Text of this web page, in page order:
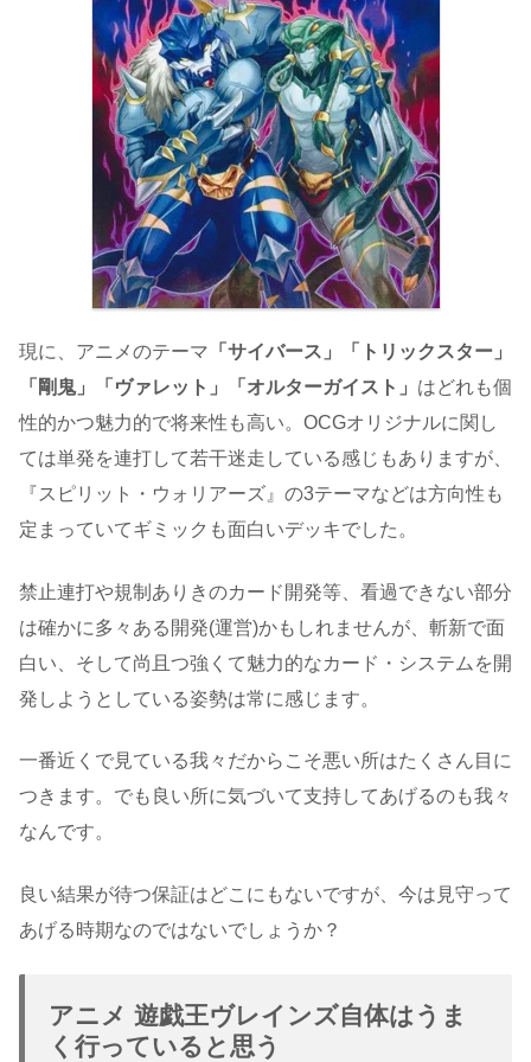
現に、アニメのテーマ 「サイバース」「トリックスター」
「剛鬼」「ヴァレット」「オルターガイスト」 はどれも個
性的かつ魅力的で将来性も高い。OCGオリジナルに関し
ては単発を連打して若干迷走している感じもありますが、
『スピリット・ウォリアーズ』の3テーマなどは方向性も
定まっていてギミックも面白いデッキでした。
禁止連打や規制ありきのカード開発等、看過できない部分
は確かに多々ある開発(運営)かもしれませんが、斬新で面
白い、そして尚且つ強くて魅力的なカード・システムを開
発しようとしている姿勢は常に感じます。
一番近くで見ている我々だからこそ悪い所はたくさん目に
つきます。でも良い所に気づいて支持してあげるのも我々
なんです。
良い結果が待つ保証はどこにもないですが、今は見守って
あげる時期なのではないでしょうか？
アニメ 遊戯王ヴレインズ自体はうま
く行っていると思う